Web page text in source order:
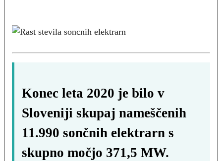
Konec leta 2020 je bilo v
Sloveniji skupaj nameščenih
11.990 sončnih elektrarn s
skupno močjo 371,5 MW.